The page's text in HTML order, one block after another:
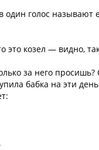
один голос называют
это козел — видно,
за него
бабка на эти